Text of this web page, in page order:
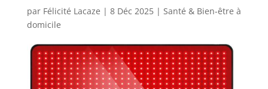
par Félicité Lacaze | 8 Déc 2025| Santé & Bien-être à
domicile